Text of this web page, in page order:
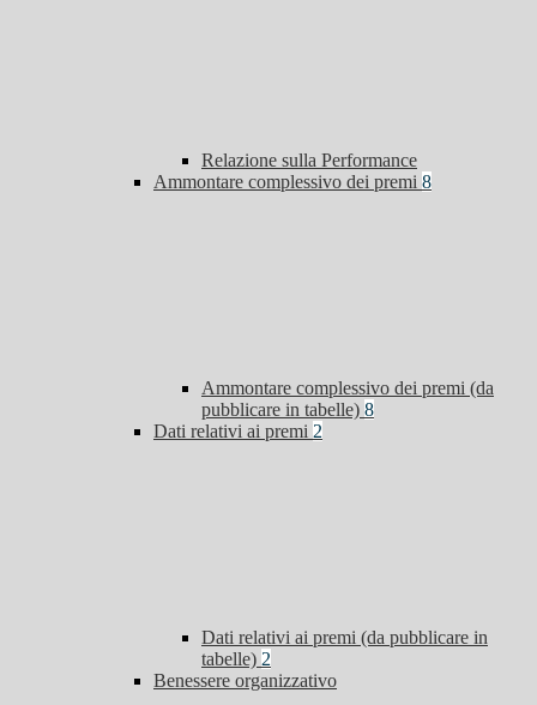
Relazione sulla Performance
Ammontare complessivo dei premi 8
Ammontare complessivo dei premi (da
pubblicare in tabelle) 8
Dati relativi ai premi 2
Dati relativi ai premi (da pubblicare in
tabelle) 2
Benessere organizzativo